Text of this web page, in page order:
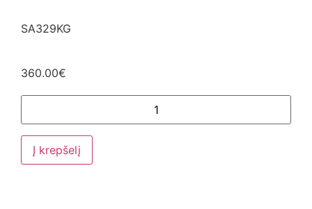
SA329KG
360.00€
Į krepšelį